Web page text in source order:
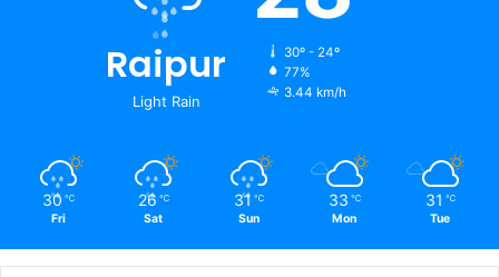
Raipur
Light Rain
30º - 24º
77%
3.44 km/h
30 ℃
Fri
26 ℃
Sat
31 ℃
Sun
33 ℃
Mon
31 ℃
Tue